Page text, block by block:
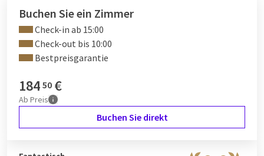
Buchen Sie ein Zimmer
Check-in ab 15:00
Check-out bis 10:00
Bestpreisgarantie
184 50 €
Ab Preis
Buchen Sie direkt